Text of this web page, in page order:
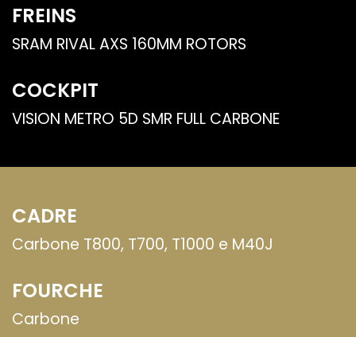
CADRE
Carbone T800, T700, T1000 e M40J
FOURCHE
Carbone
FREINS
SRAM RIVAL AXS 160MM ROTORS
COCKPIT
VISION METRO 5D SMR FULL CARBONE